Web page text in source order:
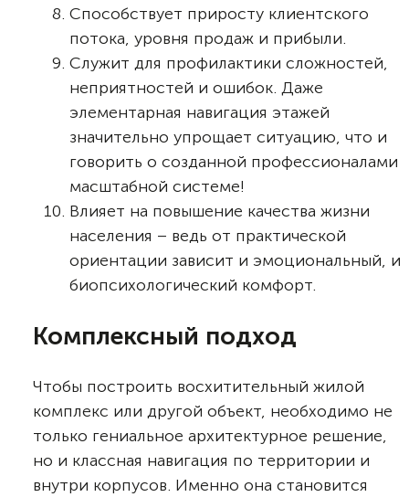
Способствует приросту клиентского
потока, уровня продаж и прибыли.
Служит для профилактики сложностей,
неприятностей и ошибок. Даже
элементарная навигация этажей
значительно упрощает ситуацию, что и
говорить о созданной профессионалами
масштабной системе!
Влияет на повышение качества жизни
населения – ведь от практической
ориентации зависит и эмоциональный, и
биопсихологический комфорт.
Комплексный подход
Чтобы построить восхитительный жилой
комплекс или другой объект, необходимо не
только гениальное архитектурное решение,
но и классная навигация по территории и
внутри корпусов. Именно она становится